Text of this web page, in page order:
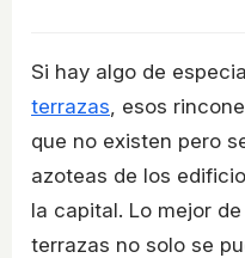
Si hay algo de
terrazas , esos
que no existen pero
azoteas de los
la capital. Lo mejor
terrazas no solo se